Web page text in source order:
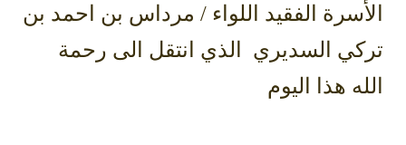
الأسرة الفقيد اللواء / مرداس بن احمد بن
تركي السديري الذي انتقل الى رحمة
الله هذا اليوم